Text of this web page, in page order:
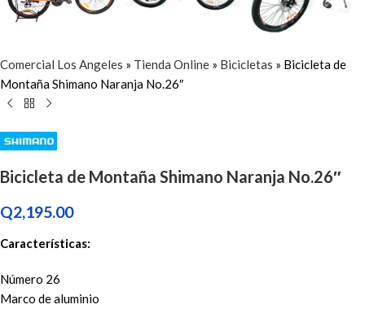
Comercial Los Angeles » Tienda Online » Bicicletas » Bicicleta de
Montaña Shimano Naranja No.26″
Bicicleta de Montaña Shimano Naranja No.26″
Q2,195.00
Características:
Número 26
Marco de aluminio